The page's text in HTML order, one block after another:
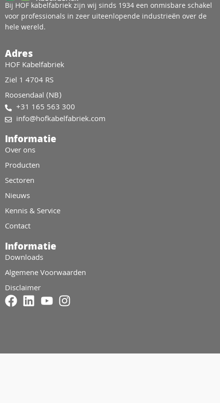
Bij HOF kabelfabriek zijn wij sinds 1934 een onmisbare schakel
voor professionals in zeer uiteenlopende industrieën over de
hele wereld.
Informatie
Downloads
Algemene Voorwaarden
Disclaimer
Adres
HOF Kabelfabriek
Ziel 1 4704 RS
Roosendaal (NB)
+31 165 563 300
info@hofkabelfabriek.com
Informatie
Over ons
Producten
Sectoren
Nieuws
Kennis & Service
Contact